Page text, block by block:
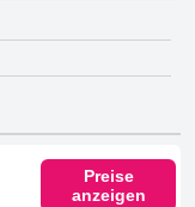
Preise
anzeigen